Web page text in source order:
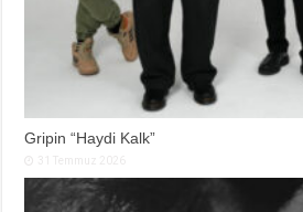
Gripin “Haydi Kalk”